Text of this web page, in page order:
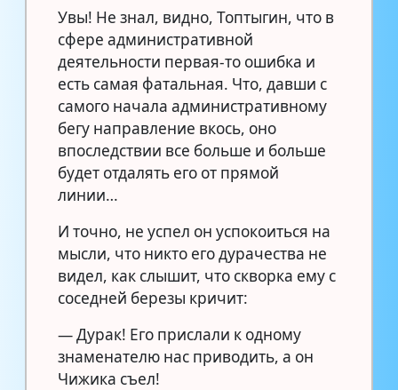
Увы! Не знал, видно, Топтыгин, что в
сфере административной
деятельности первая-то ошибка и
есть самая фатальная. Что, давши с
самого начала административному
бегу направление вкось, оно
впоследствии все больше и больше
будет отдалять его от прямой
линии…
И точно, не успел он успокоиться на
мысли, что никто его дурачества не
видел, как слышит, что скворка ему с
соседней березы кричит:
— Дурак! Его прислали к одному
знаменателю нас приводить, а он
Чижика съел!